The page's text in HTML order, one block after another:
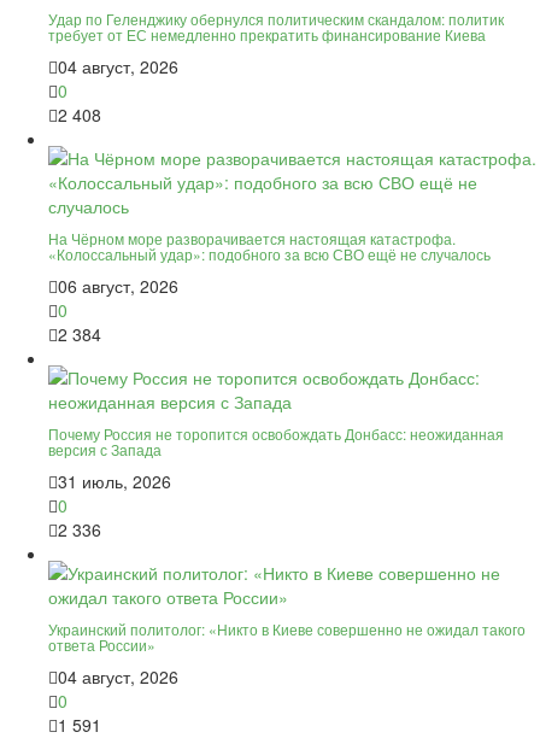
Удар по Геленджику обернулся политическим скандалом: политик
требует от ЕС немедленно прекратить финансирование Киева
04 август, 2026
0
2 408
На Чёрном море разворачивается настоящая катастрофа.
«Колоссальный удар»: подобного за всю СВО ещё не случалось
06 август, 2026
0
2 384
Почему Россия не торопится освобождать Донбасс: неожиданная
версия с Запада
31 июль, 2026
0
2 336
Украинский политолог: «Никто в Киеве совершенно не ожидал такого
ответа России»
04 август, 2026
0
1 591